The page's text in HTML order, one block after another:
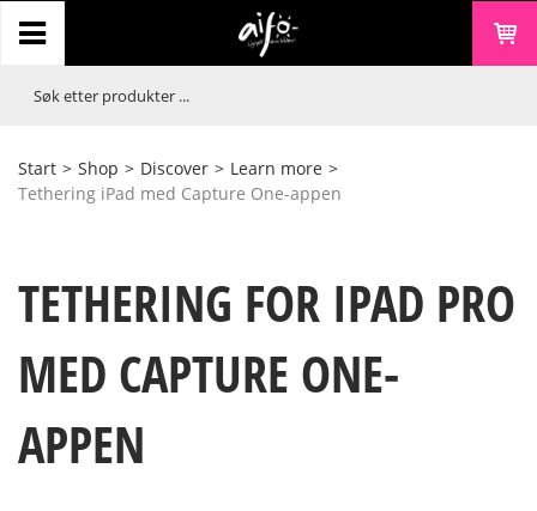
Start > Shop > Discover > Learn more >
Tethering iPad med Capture One-appen
TETHERING FOR IPAD PRO
MED CAPTURE ONE-
APPEN